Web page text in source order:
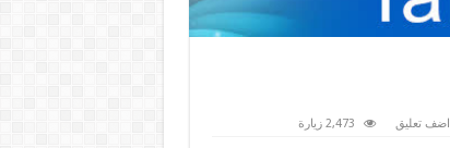
اضف تعليق 2,473 زيارة